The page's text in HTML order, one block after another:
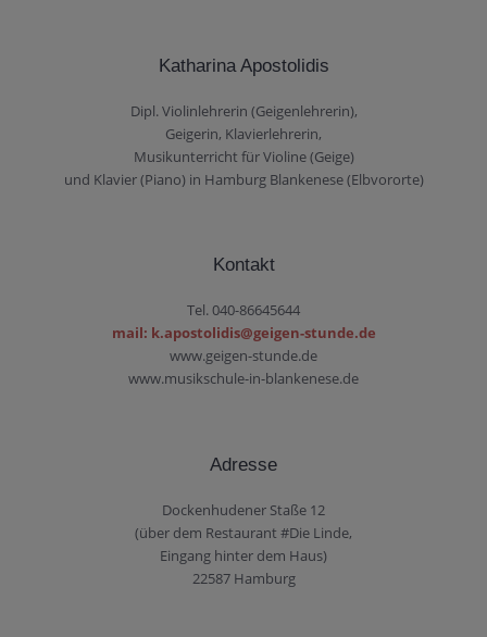
Katharina Apostolidis
Dipl. Violinlehrerin (Geigenlehrerin),
Geigerin, Klavierlehrerin,
Musikunterricht für Violine (Geige)
und Klavier (Piano) in Hamburg Blankenese (Elbvororte)
Kontakt
Tel. 040-86645644
mail: k.apostolidis@geigen-stunde.de
www.geigen-stunde.de
www.musikschule-in-blankenese.de
Adresse
Dockenhudener Staße 12
(über dem Restaurant #Die Linde,
Eingang hinter dem Haus)
22587 Hamburg